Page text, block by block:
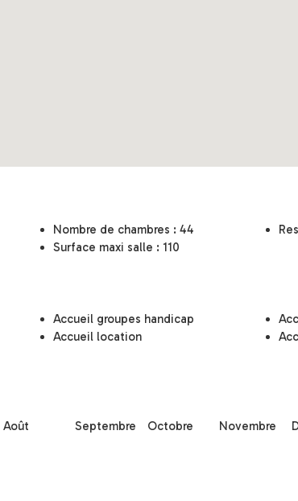
Nombre de chambres : 44
Surface maxi salle : 110
Accueil groupes handicap
Accueil location
Août Septembre Octobre Novembre